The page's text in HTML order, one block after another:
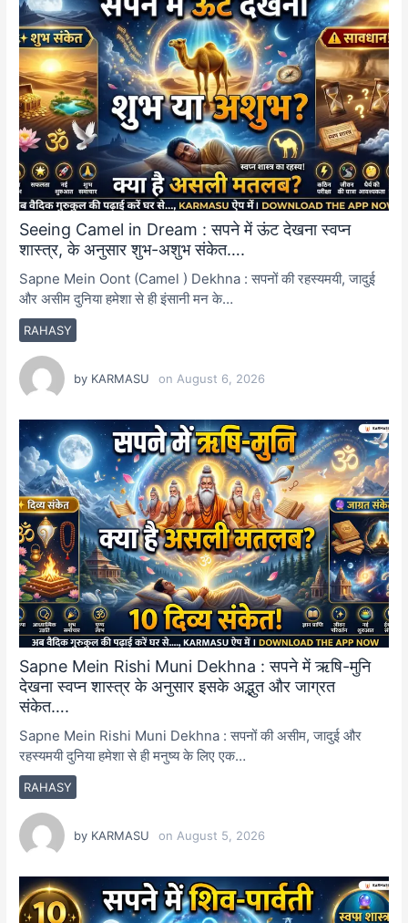
Seeing Camel in Dream : सपने में ऊंट देखना स्वप्न
शास्त्र, के अनुसार शुभ-अशुभ संकेत….
RAHASY
Sapne Mein Oont (Camel ) Dekhna : सपनों की रहस्यमयी, जादुई
और असीम दुनिया हमेशा से ही इंसानी मन के…
by KARMASU on August 6, 2026
Sapne Mein Rishi Muni Dekhna : सपने में ऋषि-मुनि
देखना स्वप्न शास्त्र के अनुसार इसके अद्भुत और जाग्रत
संकेत….
RAHASY
Sapne Mein Rishi Muni Dekhna : सपनों की असीम, जादुई और
रहस्यमयी दुनिया हमेशा से ही मनुष्य के लिए एक…
by KARMASU on August 5, 2026